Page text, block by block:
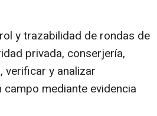
y trazabilidad de rondas de
privada, conserjería,
y analizar
mediante evidencia